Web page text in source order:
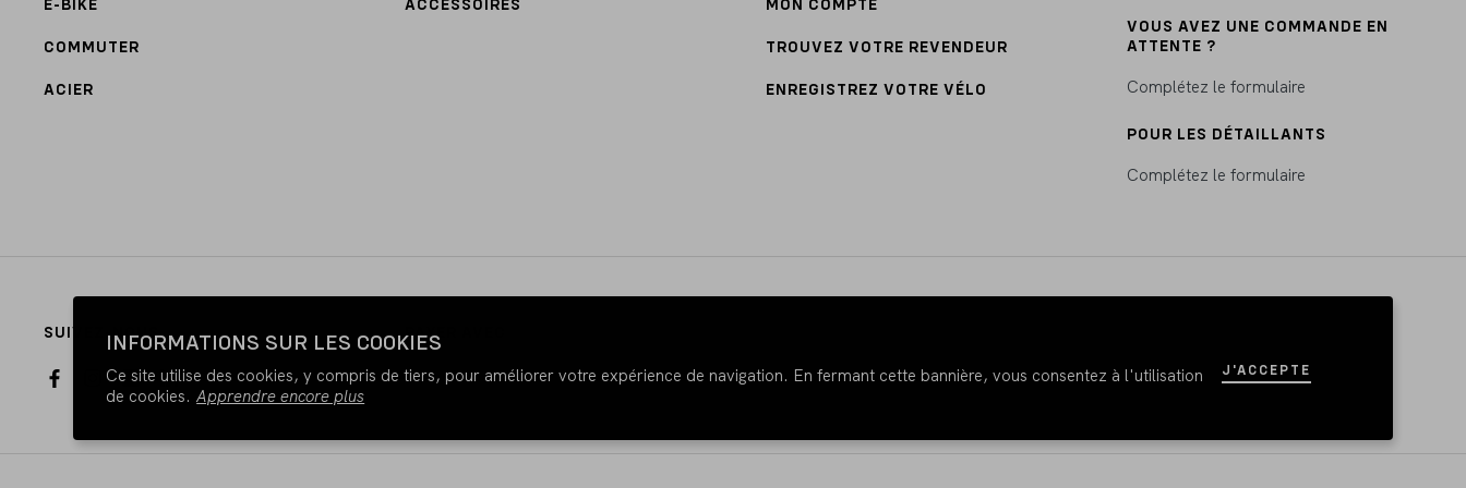
COMMUTER
ACIER
TROUVEZ VOTRE REVENDEUR
ENREGISTREZ VOTRE VÉLO
VOUS AVEZ UNE COMMANDE EN
ATTENTE ?
Complétez le formulaire
POUR LES DÉTAILLANTS
Complétez le formulaire
SUIVEZ-NOUS PAYER AVEC
INFORMATIONS SUR LES COOKIES
Ce site utilise des cookies, y compris de tiers, pour améliorer votre expérience de navigation. En fermant cette bannière, vous consentez à l'utilisation
de cookies. Apprendre encore plus
J'ACCEPTE